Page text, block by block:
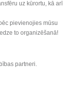
uz kūrortu, kā arī
pievienojies mūsu
to organizēšanā!
partneri.